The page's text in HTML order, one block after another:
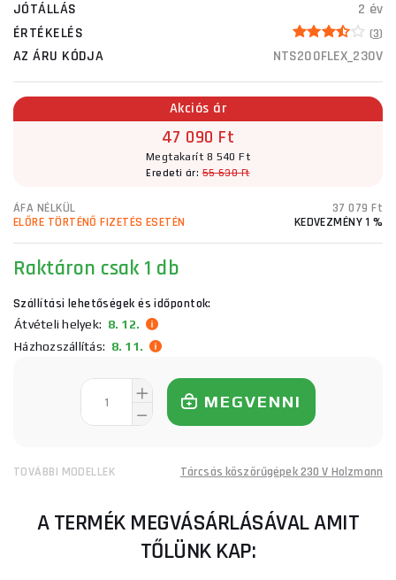
JÓTÁLLÁS
2 év
ÉRTÉKELÉS
(3)
AZ ÁRU KÓDJA NTS200FLEX_230V
Akciós ár
47 090 Ft
Megtakarít 8 540 Ft
Eredeti ár:55 630 Ft
ÁFA NÉLKÜL
37 079 Ft
ELŐRE TÖRTÉNŐ FIZETÉS ESETÉN
KEDVEZMÉNY 1 %
Raktáron csak 1 db
Szállítási lehetőségek és időpontok:
Átvételi helyek: 8. 12.
Házhozszállítás: 8. 11.
MEGVENNI
TOVÁBBI MODELLEK Tárcsás köszörűgépek 230 V Holzmann
A TERMÉK MEGVÁSÁRLÁSÁVAL AMIT
TŐLÜNK KAP: